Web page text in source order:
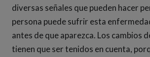
diversas señales que pueden hacer
persona puede sufrir esta
antes de que aparezca. Los cambios
tienen que ser tenidos en cuenta,